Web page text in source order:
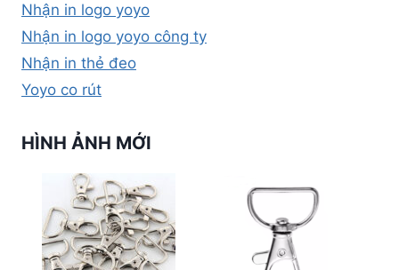
Nhận in logo yoyo
Nhận in logo yoyo công ty
Nhận in thẻ đeo
Yoyo co rút
HÌNH ẢNH MỚI